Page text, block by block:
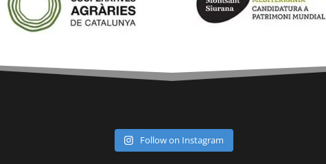
Follow on Instagram